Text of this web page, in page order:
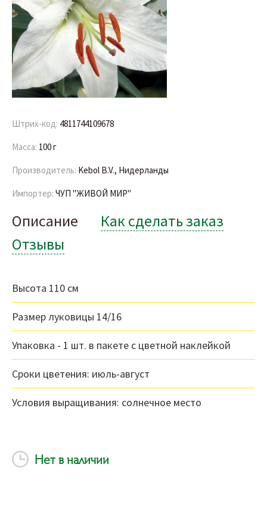
Штрих-код: 4811744109678
Масса: 100 г
Производитель: Kebol B.V., Нидерланды
Импортер: ЧУП "ЖИВОЙ МИР"
Описание
Как сделать заказ
Отзывы
Высота 110 см
Размер луковицы 14/16
Упаковка - 1 шт. в пакете с цветной наклейкой
Сроки цветения: июль-август
Условия выращивания: солнечное место
Нет в наличии